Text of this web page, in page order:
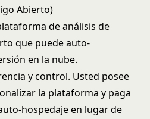
Abierto)
de análisis de
que puede auto-
en la nube.
y control. Usted posee
la plataforma y paga
hospedaje en lugar de